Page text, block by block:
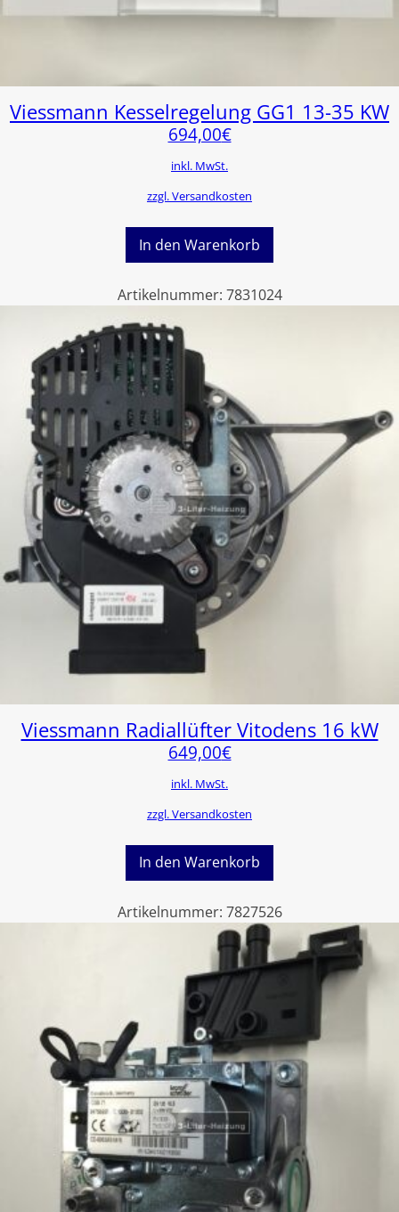
Viessmann Kesselregelung GG1 13-35 KW
694,00€
inkl. MwSt.
zzgl. Versandkosten
In den Warenkorb
Artikelnummer: 7831024
Viessmann Radiallüfter Vitodens 16 kW
649,00€
inkl. MwSt.
zzgl. Versandkosten
In den Warenkorb
Artikelnummer: 7827526